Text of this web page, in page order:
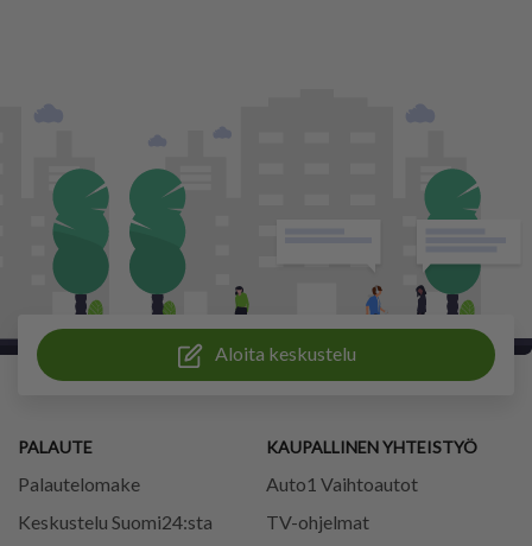
Aloita keskustelu
PALAUTE
Palautelomake
Keskustelu Suomi24:sta
KAUPALLINEN YHTEISTYÖ
Auto1 Vaihtoautot
TV-ohjelmat